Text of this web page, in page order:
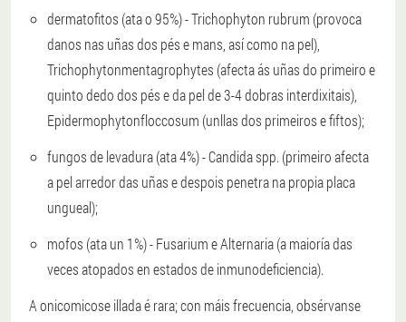
dermatofitos (ata o 95%) - Trichophyton rubrum (provoca
danos nas uñas dos pés e mans, así como na pel),
Trichophytonmentagrophytes (afecta ás uñas do primeiro e
quinto dedo dos pés e da pel de 3-4 dobras interdixitais),
Epidermophytonfloccosum (unllas dos primeiros e fiftos);
fungos de levadura (ata 4%) - Candida spp. (primeiro afecta
a pel arredor das uñas e despois penetra na propia placa
ungueal);
mofos (ata un 1%) - Fusarium e Alternaria (a maioría das
veces atopados en estados de inmunodeficiencia).
A onicomicose illada é rara; con máis frecuencia, obsérvanse